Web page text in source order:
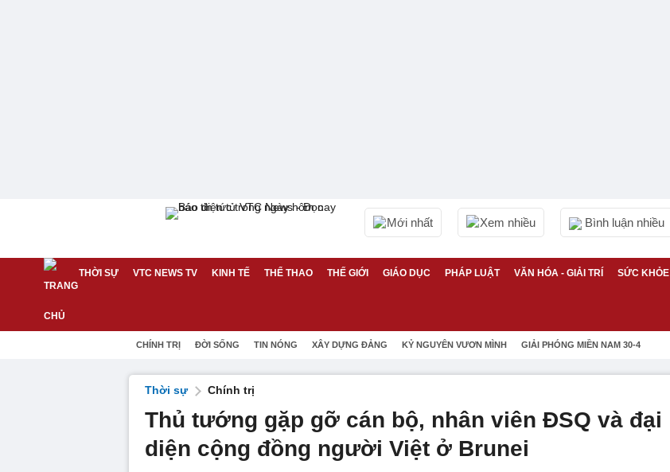
Mới nhất Xem nhiều Bình luận nhiều
THỜI SỰ VTC NEWS TV KINH TẾ THỂ THAO THẾ GIỚI GIÁO DỤC PHÁP LUẬT VĂN HÓA - GIẢI TRÍ SỨC KHỎE
CHÍNH TRỊ ĐỜI SỐNG TIN NÓNG XÂY DỰNG ĐẢNG KỶ NGUYÊN VƯƠN MÌNH GIẢI PHÓNG MIỀN NAM 30-4
Thời sự Chính trị
Thủ tướng gặp gỡ cán bộ, nhân viên ĐSQ và đại
diện cộng đồng người Việt ở Brunei